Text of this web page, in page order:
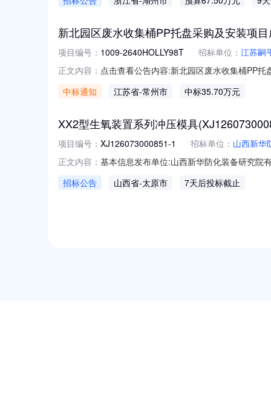
2026-039项目名称：湖州市南浔区2026年
新北园区废水收集桶PP托盘采购及安装项
项目编号： 1009-2640HOLLY98T 招标单位： 江苏嗣
正文内容： 点击查看公告内容:新北园区废水收集桶PP
中标通知
江苏省-常州市 中标35.70万元
XX2型生氧装置系列冲压模具
项目编号： XJ126073000851-1 招标单位： 山西新华
正文内容： 基本信息发布单位:山西新华防化装备研究院
模具1.0套1.0套XX2型生氧装置；50；3前
招标公告 山西省-太原市 7天后投标截止